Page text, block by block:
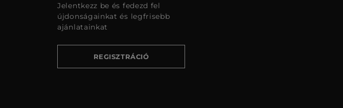
Jelentkezz be és fedezd fel
újdonságainkat és legfrisebb
ajánlatainkat
REGISZTRÁCIÓ